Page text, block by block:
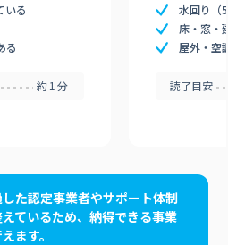
いる
る
約1分
水回り（
床・窓・
屋外・空
読了目安
た認定事業者やサポート体制
ているため、納得できる事業
ます。